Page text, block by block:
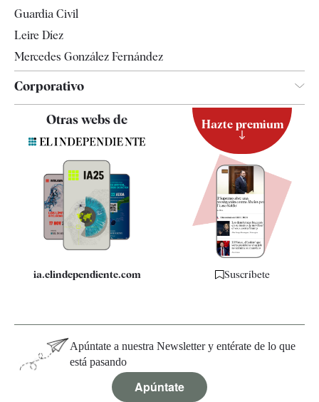
Guardia Civil
Leire Díez
Mercedes González Fernández
Corporativo
Quiénes somos
Especificaciones
Otras webs de
ia.elindependiente.com
Hazte premium
Suscríbete
Apúntate a nuestra Newsletter y entérate de lo que
está pasando
Apúntate